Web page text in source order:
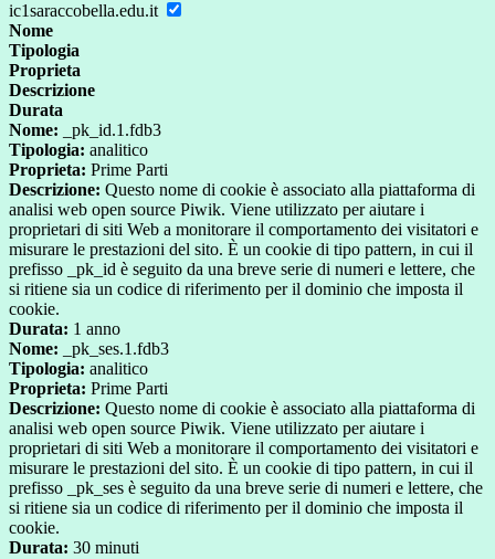
ic1saraccobella.edu.it
Nome
Tipologia
Proprieta
Descrizione
Durata
Nome: _pk_id.1.fdb3
Tipologia: analitico
Proprieta: Prime Parti
Descrizione: Questo nome di cookie è associato alla piattaforma di
analisi web open source Piwik. Viene utilizzato per aiutare i
proprietari di siti Web a monitorare il comportamento dei visitatori e
misurare le prestazioni del sito. È un cookie di tipo pattern, in cui il
prefisso _pk_id è seguito da una breve serie di numeri e lettere, che
si ritiene sia un codice di riferimento per il dominio che imposta il
cookie.
Durata: 1 anno
Nome: _pk_ses.1.fdb3
Tipologia: analitico
Proprieta: Prime Parti
Descrizione: Questo nome di cookie è associato alla piattaforma di
analisi web open source Piwik. Viene utilizzato per aiutare i
proprietari di siti Web a monitorare il comportamento dei visitatori e
misurare le prestazioni del sito. È un cookie di tipo pattern, in cui il
prefisso _pk_ses è seguito da una breve serie di numeri e lettere, che
si ritiene sia un codice di riferimento per il dominio che imposta il
cookie.
Durata: 30 minuti